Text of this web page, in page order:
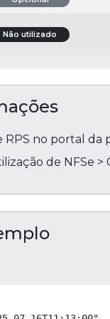
Não utilizado
RPS no portal da
de NFSe >